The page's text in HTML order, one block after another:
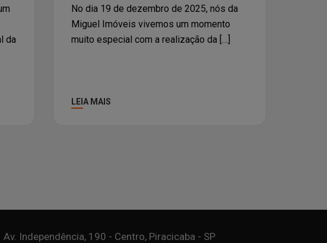
da
No dia 19 de dezembro de 2025, nós da
Miguel Imóveis vivemos um momento
muito especial com a realização da […]
LEIA MAIS
Av. Independência, 190 - Centro, Piracicaba - SP